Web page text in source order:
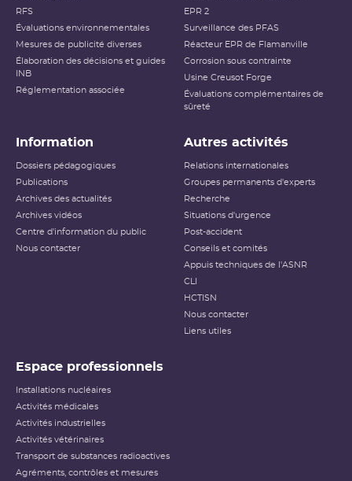
RFS
Évaluations environnementales
Mesures de publicité diverses
Élaboration des décisions et guides
INB
Réglementation associée
EPR 2
Surveillance des PFAS
Réacteur EPR de Flamanville
Corrosion sous contrainte
Usine Creusot Forge
Évaluations complémentaires de
sûreté
Information
Dossiers pédagogiques
Publications
Archives des actualités
Archives vidéos
Centre d'information du public
Nous contacter
Autres activités
Relations internationales
Groupes permanents d'experts
Recherche
Situations d'urgence
Post-accident
Conseils et comités
Appuis techniques de l'ASNR
CLI
HCTISN
Nous contacter
Liens utiles
Espace professionnels
Installations nucléaires
Activités médicales
Activités industrielles
Activités vétérinaires
Transport de substances radioactives
Agréments, contrôles et mesures